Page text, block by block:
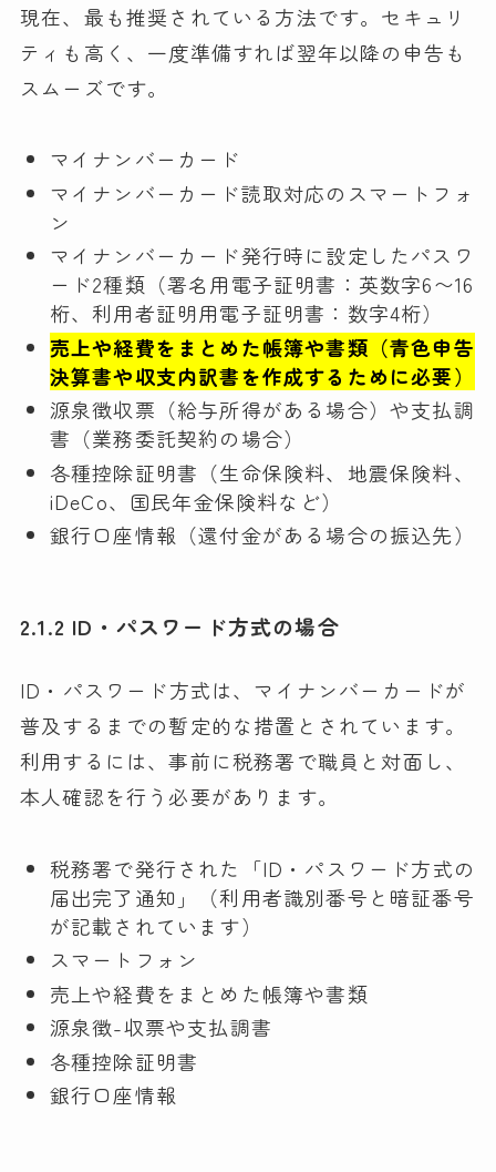
現在、最も推奨されている方法です。セキュリ
ティも高く、一度準備すれば翌年以降の申告も
スムーズです。
マイナンバーカード
マイナンバーカード読取対応のスマートフォ
ン
マイナンバーカード発行時に設定したパスワ
ード2種類（署名用電子証明書：英数字6〜16
桁、利用者証明用電子証明書：数字4桁）
売上や経費をまとめた帳簿や書類（青色申告
決算書や収支内訳書を作成するために必要）
源泉徴収票（給与所得がある場合）や支払調
書（業務委託契約の場合）
各種控除証明書（生命保険料、地震保険料、
iDeCo、国民年金保険料など）
銀行口座情報（還付金がある場合の振込先）
2.1.2 ID・パスワード方式の場合
ID・パスワード方式は、マイナンバーカードが
普及するまでの暫定的な措置とされています。
利用するには、事前に税務署で職員と対面し、
本人確認を行う必要があります。
税務署で発行された「ID・パスワード方式の
届出完了通知」（利用者識別番号と暗証番号
が記載されています）
スマートフォン
売上や経費をまとめた帳簿や書類
源泉徴-収票や支払調書
各種控除証明書
銀行口座情報